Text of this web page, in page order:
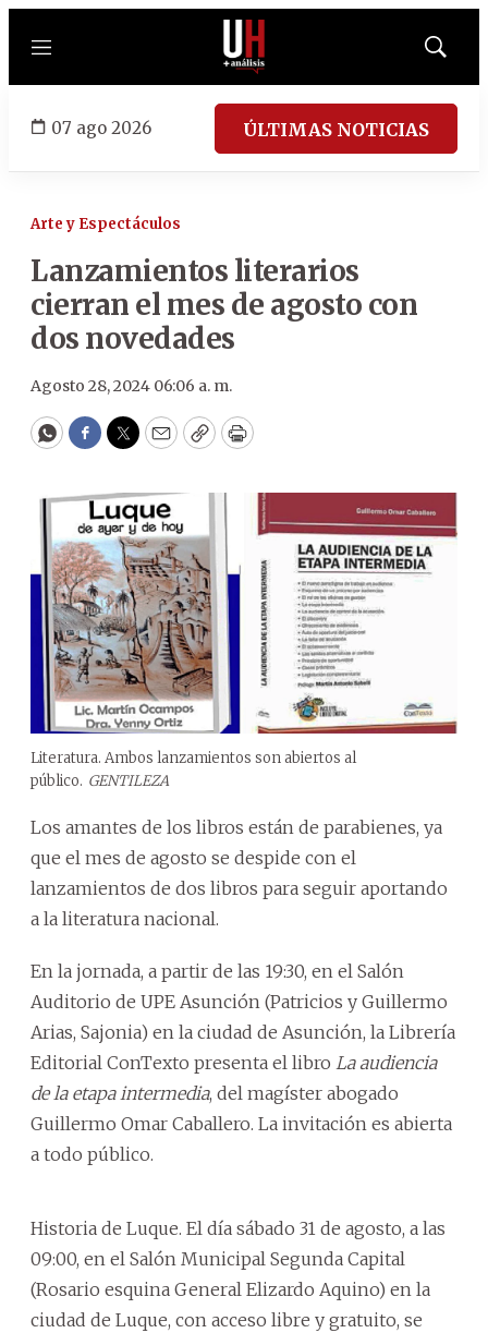
Menú
Mostrar
07 ago 2026 ÚLTIMAS NOTICIAS
Arte y Espectáculos
Lanzamientos literarios
cierran el mes de agosto con
dos novedades
Agosto 28, 2024 06:06 a. m.
WhatsApp
Facebook
Twitter
EmailCopyPrint
Literatura. Ambos lanzamientos son abiertos al
público. GENTILEZA
Los amantes de los libros están de parabienes, ya
que el mes de agosto se despide con el
lanzamientos de dos libros para seguir aportando
a la literatura nacional.
En la jornada, a partir de las 19:30, en el Salón
Auditorio de UPE Asunción (Patricios y Guillermo
Arias, Sajonia) en la ciudad de Asunción, la Librería
Editorial ConTexto presenta el libro La audiencia
de la etapa intermedia, del magíster abogado
Guillermo Omar Caballero. La invitación es abierta
a todo público.
Historia de Luque. El día sábado 31 de agosto, a las
09:00, en el Salón Municipal Segunda Capital
(Rosario esquina General Elizardo Aquino) en la
ciudad de Luque, con acceso libre y gratuito, se